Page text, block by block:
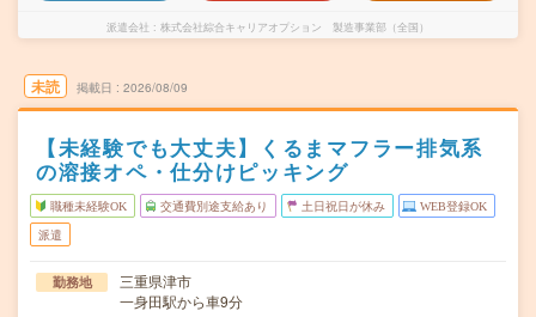
派遣会社 株式会社綜合キャリアオプション 製造事業部（全国）
未読 掲載日 2026/08/09
【未経験でも大丈夫】くるまマフラー排気系
の溶接オペ・仕分けピッキング
職種未経験OK 交通費別途支給あり 土日祝日が休み WEB登録OK
派遣
勤務地
三重県津市
一身田駅から車9分